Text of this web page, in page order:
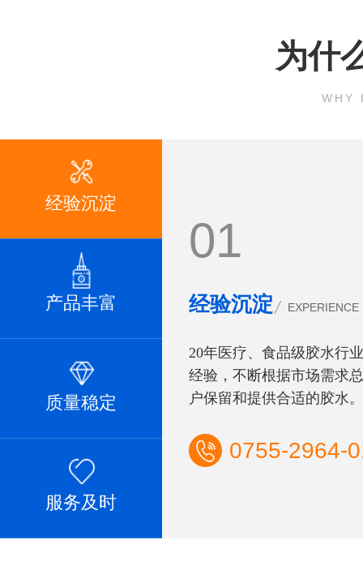
为什
WHY
经验沉淀
产品丰富
质量稳定
服务及时
01
经验沉淀
20年医疗、食品级胶水行
经验，不断根据市场需求
户保留和提供合适的胶水。
0755-2964-